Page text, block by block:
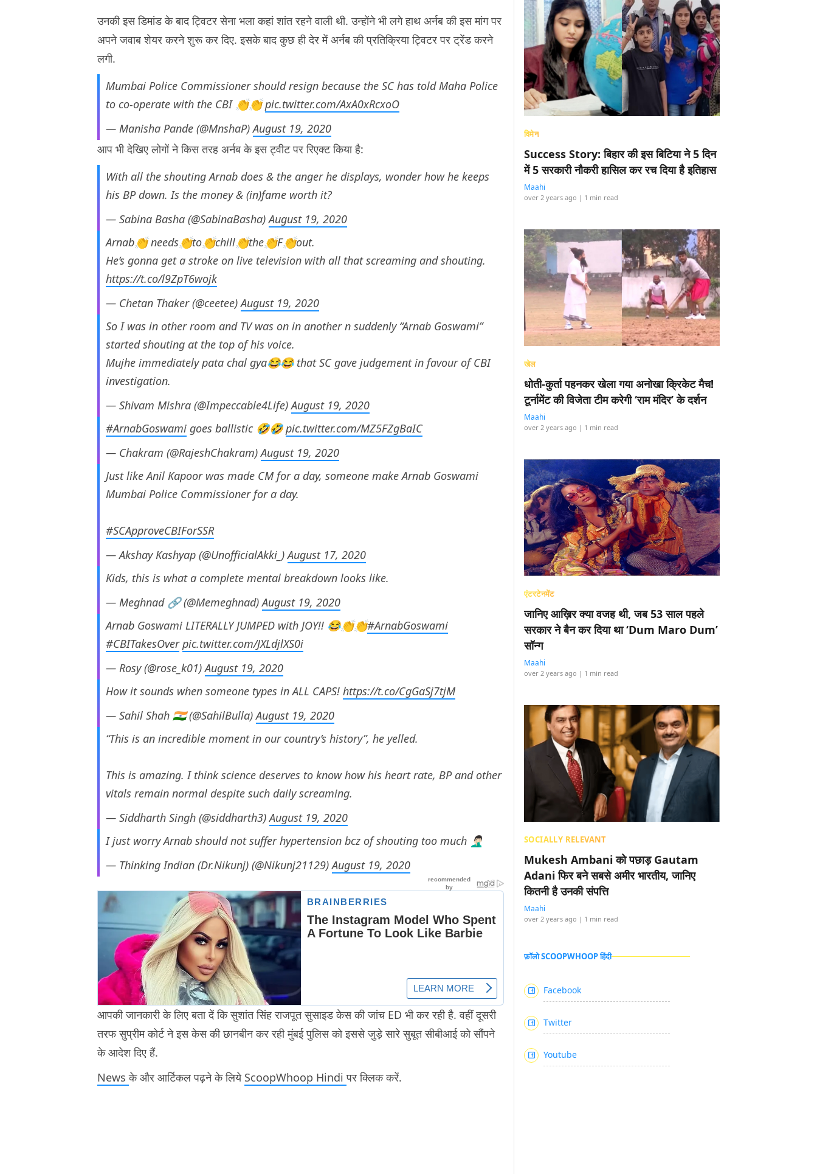
उनकी इस डिमांड के बाद ट्विटर सेना भला कहां शांत रहने वाली थी. उन्होंने भी लगे हाथ अर्नब की इस मांग पर
अपने जवाब शेयर करने शुरू कर दिए. इसके बाद कुछ ही देर में अर्नब की प्रतिक्रिया ट्विटर पर ट्रेंड करने
लगी.
Mumbai Police Commissioner should resign because the SC has told Maha Police
to co-operate with the CBI 👏👏pic.twitter.com/AxA0xRcxoO
— Manisha Pande (@MnshaP)August 19, 2020
आप भी देखिए लोगों ने किस तरह अर्नब के इस ट्वीट पर रिएक्ट किया है:
With all the shouting Arnab does & the anger he displays, wonder how he keeps
his BP down. Is the money & (in)fame worth it?
— Sabina Basha (@SabinaBasha)August 19, 2020
Arnab👏 needs👏to👏chill👏the👏F👏out.
He’s gonna get a stroke on live television with all that screaming and shouting.
https://t.co/l9ZpT6wojk
— Chetan Thaker (@ceetee)August 19, 2020
So I was in other room and TV was on in another n suddenly “Arnab Goswami”
started shouting at the top of his voice.
Mujhe immediately pata chal gya😂😂 that SC gave judgement in favour of CBI
investigation.
— Shivam Mishra (@Impeccable4Life)August 19, 2020
#ArnabGoswami goes ballistic 🤣🤣pic.twitter.com/MZ5FZgBaIC
— Chakram (@RajeshChakram)August 19, 2020
Just like Anil Kapoor was made CM for a day, someone make Arnab Goswami
Mumbai Police Commissioner for a day.
#SCApproveCBIForSSR
— Akshay Kashyap (@UnofficialAkki_)August 17, 2020
Kids, this is what a complete mental breakdown looks like.
— Meghnad 🔗 (@Memeghnad)August 19, 2020
Arnab Goswami LITERALLY JUMPED with JOY!! 😂👏👏#ArnabGoswami
#CBITakesOver pic.twitter.com/JXLdjlXS0i
— Rosy (@rose_k01)August 19, 2020
How it sounds when someone types in ALL CAPS! https://t.co/CgGaSj7tjM
— Sahil Shah 🇮🇳 (@SahilBulla)August 19, 2020
“This is an incredible moment in our country’s history”, he yelled.
This is amazing. I think science deserves to know how his heart rate, BP and other
vitals remain normal despite such daily screaming.
— Siddharth Singh (@siddharth3)August 19, 2020
I just worry Arnab should not suffer hypertension bcz of shouting too much 🤦🏻‍♂️
— Thinking Indian (Dr.Nikunj) (@Nikunj21129)August 19, 2020
आपकी जानकारी के लिए बता दें कि सुशांत सिंह राजपूत सुसाइड केस की जांच ED भी कर रही है. वहीं दूसरी
तरफ सुप्रीम कोर्ट ने इस केस की छानबीन कर रही मुंबई पुलिस को इससे जुड़े सारे सुबूत सीबीआई को सौंपने
के आदेश दिए हैं.
Newsके और आर्टिकल पढ़ने के लिये ScoopWhoop Hindiपर क्लिक करें.
विमेन
Success Story: बिहार की इस बिटिया ने 5 दिन
में 5 सरकारी नौकरी हासिल कर रच दिया है इतिहास
Maahi
over 2 years ago | 1 min read
खेल
धोती-कुर्ता पहनकर खेला गया अनोखा क्रिकेट मैच!
टूर्नामेंट की विजेता टीम करेगी ‘राम मंदिर’ के दर्शन
Maahi
over 2 years ago | 1 min read
एंटरटेनमेंट
जानिए आख़िर क्या वजह थी, जब 53 साल पहले
सरकार ने बैन कर दिया था ‘Dum Maro Dum’
सॉन्ग
Maahi
over 2 years ago | 1 min read
SOCIALLY RELEVANT
Mukesh Ambani को पछाड़ Gautam
Adani फिर बने सबसे अमीर भारतीय, जानिए
कितनी है उनकी संपत्ति
Maahi
over 2 years ago | 1 min read
फ़ॉलो SCOOPWHOOP हिंदी
Facebook
Twitter
Youtube